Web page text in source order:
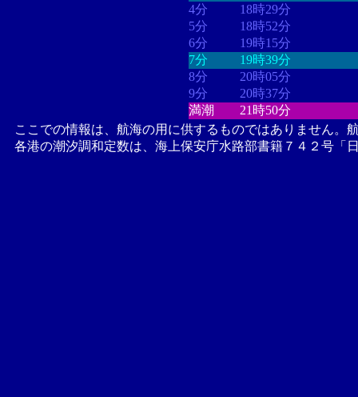
4分
18時29分
5分
18時52分
6分
19時15分
7分
19時39分
8分
20時05分
9分
20時37分
満潮
21時50分
ここでの情報は、航海の用に供するものではありません。
各港の潮汐調和定数は、海上保安庁水路部書籍７４２号「